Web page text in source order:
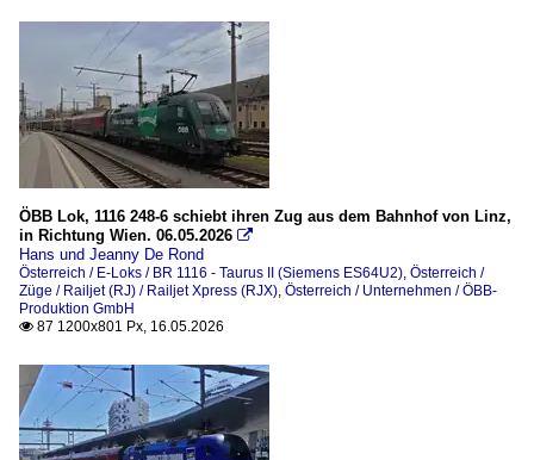
Schweiz
Bahnhöfe
Neuchâtel / Neuenburg
Triebzüge (Normalspur)
RABe 501 - SBB Giruno / Westbahn (Stadler SMILE /
ÖBB Lok, 1116 248-6 schiebt ihren Zug aus dem Bahnhof von Linz,
in Richtung Wien. 06.05.2026 
Hans und Jeanny De Rond
Österreich / E-Loks / BR 1116 - Taurus II (Siemens ES64U2), Österreich /
Züge / Railjet (RJ) / Railjet Xpress (RJX), Österreich / Unternehmen / ÖBB-
Produktion GmbH
 87 1200x801 Px, 16.05.2026